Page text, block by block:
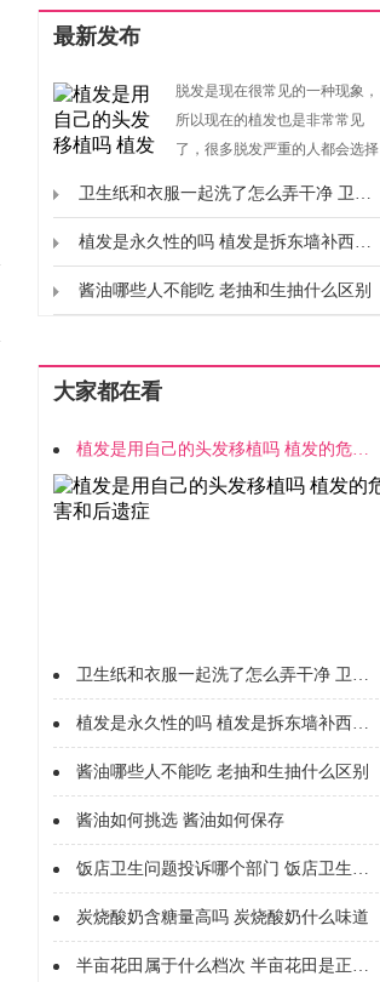
最新发布
脱发是现在很常见的一种现象，
所以现在的植发也是非常常见
了，很多脱发严重的人都会选择
发的危害和后遗症？对于这个问
题，很多小伙伴都很想知道答
案，下面赶快来了解下吧。植发
卫生纸和衣服一起洗了怎么弄干净 卫生纸使用注意事项
植发是永久性的吗 植发是拆东墙补西墙吗
酱油哪些人不能吃 老抽和生抽什么区别
大家都在看
植发是用自己的头发移植吗 植发的危害和后遗症
卫生纸和衣服一起洗了怎么弄干净 卫生纸使用注意事项
植发是永久性的吗 植发是拆东墙补西墙吗
酱油哪些人不能吃 老抽和生抽什么区别
酱油如何挑选 酱油如何保存
饭店卫生问题投诉哪个部门 饭店卫生不合格举报电话
炭烧酸奶含糖量高吗 炭烧酸奶什么味道
半亩花田属于什么档次 半亩花田是正规品牌吗